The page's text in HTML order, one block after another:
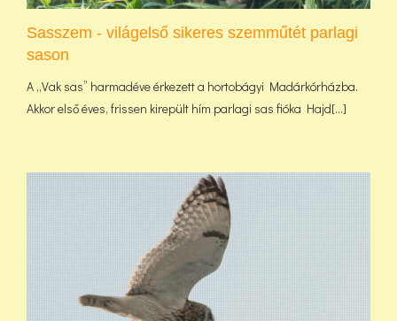
Sasszem - világelső sikeres szemműtét parlagi
sason
A „Vak sas” harmadéve érkezett a hortobágyi Madárkórházba.
Akkor első éves, frissen kirepült hím parlagi sas fióka Hajd[...]